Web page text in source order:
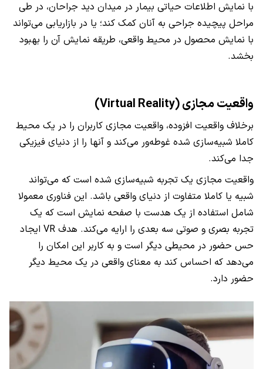
با نمایش اطلاعات حیاتی بیمار در میدان دید جراحان، در طی
مراحل پیچیده جراحی به آنان کمک کند؛ یا در بازاریابی می‌تواند
با نمایش محصول در محیط واقعی، طریقه نمایش آن را بهبود
بخشد.
واقعیت مجازی (Virtual Reality)
برخلاف واقعیت افزوده، واقعیت مجازی کاربران را در یک محیط
کاملا شبیه‌سازی شده غوطه‌ور می‌کند و آنها را از دنیای فیزیکی
جدا می‌کند.
واقعیت مجازی یک تجربه شبیه‌سازی شده است که می‌تواند
شبیه یا کاملا متفاوت از دنیای واقعی باشد. این فناوری معمولا
شامل استفاده از یک هدست با صفحه نمایش است که یک
تجربه بصری و صوتی سه بعدی را ارایه می‌کند. هدف VR ایجاد
حس حضور در محیطی دیگر است و به کاربر این امکان را
می‌دهد که احساس کند به معنای واقعی در یک محیط دیگر
حضور دارد.